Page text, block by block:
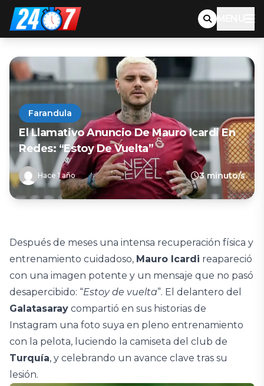
MENU
Farandula
El Llamativo Anuncio De Mauro Icardi En
Redes: “Estoy De Vuelta”
Hace 1 año 3 minuto/s
Después de meses una intensa recuperación física y
entrenamiento cuidadoso, Mauro Icardi reapareció
con una imagen potente y un mensaje que no pasó
desapercibido: “Estoy de vuelta”. El delantero del
Galatasaray compartió en sus historias de
Instagram una foto suya en pleno entrenamiento
con la pelota, luciendo la camiseta del club de
Turquía, y celebrando un avance clave tras su
lesión.